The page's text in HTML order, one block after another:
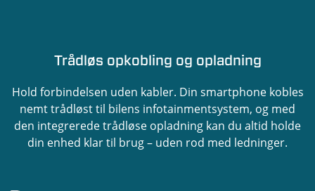
Trådløs opkobling og opladning
Hold forbindelsen uden kabler. Din smartphone kobles
nemt trådløst til bilens infotainmentsystem, og med
den integrerede trådløse opladning kan du altid holde
din enhed klar til brug – uden rod med ledninger.